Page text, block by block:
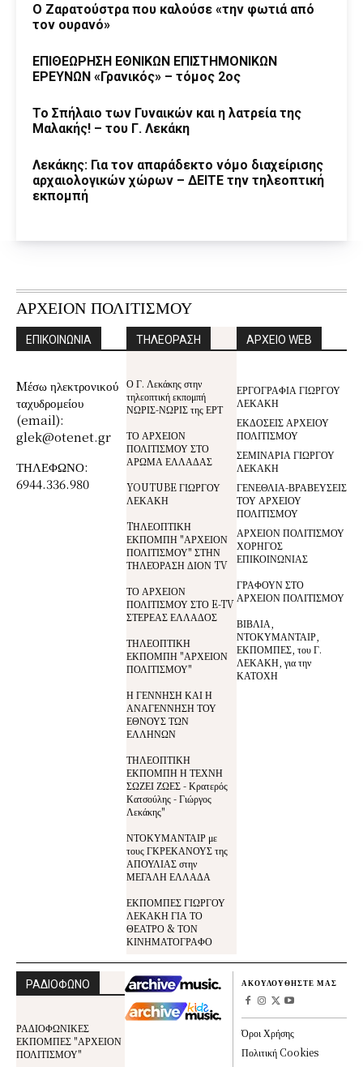
Ο Ζαρατούστρα που καλούσε «την φωτιά από
τον ουρανό»
ΕΠΙΘΕΩΡΗΣΗ ΕΘΝΙΚΩΝ ΕΠΙΣΤΗΜΟΝΙΚΩΝ
ΕΡΕΥΝΩΝ «Γρανικός» – τόμος 2ος
Το Σπήλαιο των Γυναικών και η λατρεία της
Μαλακής! – του Γ. Λεκάκη
Λεκάκης: Για τον απαράδεκτο νόμο διαχείρισης
αρχαιολογικών χώρων – ΔΕΙΤΕ την τηλεοπτική
εκπομπή
ΑΡΧΕΙΟΝ ΠΟΛΙΤΙΣΜΟΥ
ΕΠΙΚΟΙΝΩΝΙΑ
Mέσω ηλεκτρονικού
ταχυδρομείου
(email):
glek@otenet.gr
ΤΗΛΕΦΩΝΟ:
6944.336.980
ΤΗΛΕΟΡΑΣΗ
Ο Γ. Λεκάκης στην
τηλεοπτική εκπομπή
ΝΩΡΙΣ-ΝΩΡΙΣ της ΕΡΤ
ΤΟ ΑΡΧΕΙΟΝ
ΠΟΛΙΤΙΣΜΟΥ ΣΤΟ
ΑΡΩΜΑ ΕΛΛΑΔΑΣ
YOUTUBE ΓΙΩΡΓΟΥ
ΛΕΚΑΚΗ
TΗΛΕΟΠΤΙΚΗ
ΕΚΠΟΜΠΗ "ΑΡΧΕΙΟΝ
ΠΟΛΙΤΙΣΜΟΥ" ΣΤΗΝ
ΤΗΛΕΌΡΑΣΗ ΔΙΟΝ TV
ΤΟ ΑΡΧΕΙΟΝ
ΠΟΛΙΤΙΣΜΟΥ ΣΤΟ E-TV
ΣΤΕΡΕΑΣ ΕΛΛΑΔΟΣ
ΤΗΛΕΟΠΤΙΚΗ
ΕΚΠΟΜΠΗ "ΑΡΧΕΙΟΝ
ΠΟΛΙΤΙΣΜΟΥ"
Η ΓΕΝΝΗΣΗ ΚΑΙ Η
ΑΝΑΓΕΝΝΗΣΗ ΤΟΥ
ΕΘΝΟΥΣ ΤΩΝ
ΕΛΛΗΝΩΝ
ΤΗΛΕΟΠΤΙΚΗ
ΕΚΠΟΜΠΗ Η ΤΕΧΝΗ
ΣΩΖΕΙ ΖΩΕΣ - Κρατερός
Κατσούλης - Γιώργος
Λεκάκης"
ΝΤΟΚΥΜΑΝΤΑΙΡ με
τους ΓΚΡΕΚΑΝΟΥΣ της
ΑΠΟΥΛΙΑΣ στην
ΜΕΓΑΛΗ ΕΛΛΑΔΑ
ΕΚΠΟΜΠΕΣ ΓΙΩΡΓΟΥ
ΛΕΚΑΚΗ ΓΙΑ ΤΟ
ΘΕΑΤΡΟ & ΤΟΝ
ΚΙΝΗΜΑΤΟΓΡΑΦΟ
ΑΡΧΕΙΟ WEB
ΕΡΓΟΓΡΑΦΙΑ ΓΙΩΡΓΟΥ
ΛΕΚΑΚΗ
ΕΚΔΟΣΕΙΣ ΑΡΧΕΙΟΥ
ΠΟΛΙΤΙΣΜΟΥ
ΣΕΜΙΝΑΡΙΑ ΓΙΩΡΓΟΥ
ΛΕΚΑΚΗ
ΓΕΝΕΘΛΙΑ-ΒΡΑΒΕΥΣΕΙΣ
ΤΟΥ ΑΡΧΕΙΟΥ
ΠΟΛΙΤΙΣΜΟΥ
ΑΡΧΕΙΟΝ ΠΟΛΙΤΙΣΜΟΥ
ΧΟΡΗΓΟΣ
ΕΠΙΚΟΙΝΩΝΙΑΣ
ΓΡΑΦΟΥΝ ΣΤΟ
ΑΡΧΕΙΟΝ ΠΟΛΙΤΙΣΜΟΥ
ΒΙΒΛΙΑ,
ΝΤΟΚΥΜΑΝΤΑΙΡ,
ΕΚΠΟΜΠΕΣ, του Γ.
ΛΕΚΑΚΗ, για την
ΚΑΤΟΧΗ
ΡΑΔΙΟΦΩΝΟ
ΡΑΔΙΟΦΩΝΙΚΕΣ
ΕΚΠΟΜΠΕΣ "ΑΡΧΕΙΟΝ
ΠΟΛΙΤΙΣΜΟΥ"
ΑΚΟΥΛΟΥΘΗΣΤΕ ΜΑΣ
Όροι Χρήσης
Πολιτική Cookies